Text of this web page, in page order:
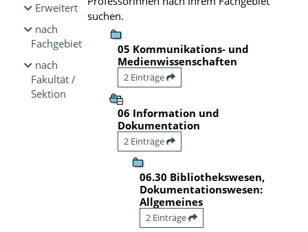
Erweitert
nach
Fachgebiet
nach
Fakultät /
Sektion
suchen.
05 Kommunikations- und
Medienwissenschaften
2 Einträge
06 Information und
Dokumentation
2 Einträge
06.30 Bibliothekswesen,
Dokumentationswesen:
Allgemeines
2 Einträge